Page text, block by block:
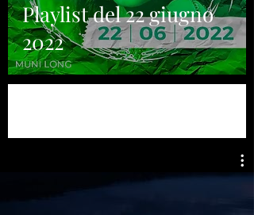
Playlist del 22 giugno
2022